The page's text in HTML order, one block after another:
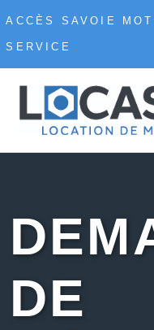
ACCÈS SAVOIE
SERVICE
DE